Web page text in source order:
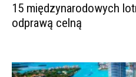
15 międzynarodowych
odprawą celną